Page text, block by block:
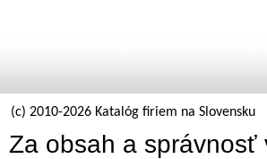
(c) 2010-2026 Katalóg firiem na Slovensku
Za obsah a správnosť